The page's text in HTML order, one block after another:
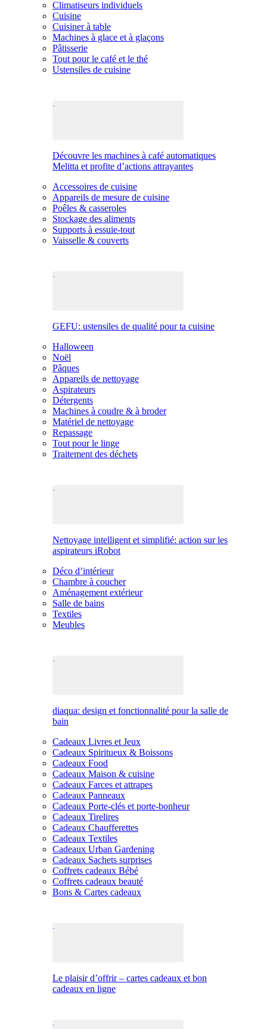
Climatiseurs individuels
Cuisine
Cuisiner à table
Machines à glace et à glaçons
Pâtisserie
Tout pour le café et le thé
Ustensiles de cuisine
Découvre les machines à café automatiques
Melitta et profite d’actions attrayantes
Accessoires de cuisine
Appareils de mesure de cuisine
Poêles & casseroles
Stockage des aliments
Supports à essuie-tout
Vaisselle & couverts
GEFU: ustensiles de qualité pour ta cuisine
Halloween
Noël
Pâques
Appareils de nettoyage
Aspirateurs
Détergents
Machines à coudre & à broder
Matériel de nettoyage
Repassage
Tout pour le linge
Traitement des déchets
Nettoyage intelligent et simplifié: action sur les
aspirateurs iRobot
Déco d’intérieur
Chambre à coucher
Aménagement extérieur
Salle de bains
Textiles
Meubles
diaqua: design et fonctionnalité pour la salle de
bain
Cadeaux Livres et Jeux
Cadeaux Spiritueux & Boissons
Cadeaux Food
Cadeaux Maison & cuisine
Cadeaux Farces et attrapes
Cadeaux Panneaux
Cadeaux Porte-clés et porte-bonheur
Cadeaux Tirelires
Cadeaux Chaufferettes
Cadeaux Textiles
Cadeaux Urban Gardening
Cadeaux Sachets surprises
Coffrets cadeaux Bébé
Coffrets cadeaux beauté
Bons & Cartes cadeaux
Le plaisir d’offrir – cartes cadeaux et bon
cadeaux en ligne